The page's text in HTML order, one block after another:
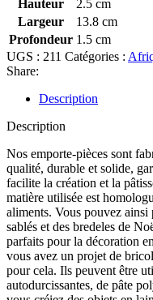
Hauteur
2.5 cm
Largeur
13.8 cm
Profondeur 1.5 cm
UGS : 211 Catégories :
Share:
Description
Description
Nos emporte-pièces sont
qualité, durable et solide,
facilite la création et la
matière utilisée est
aliments. Vous pouvez ainsi
sablés et des bredeles de
parfaits pour la décoration
vous avez un projet de
pour cela. Ils peuvent être
autodurcissantes, de pâte